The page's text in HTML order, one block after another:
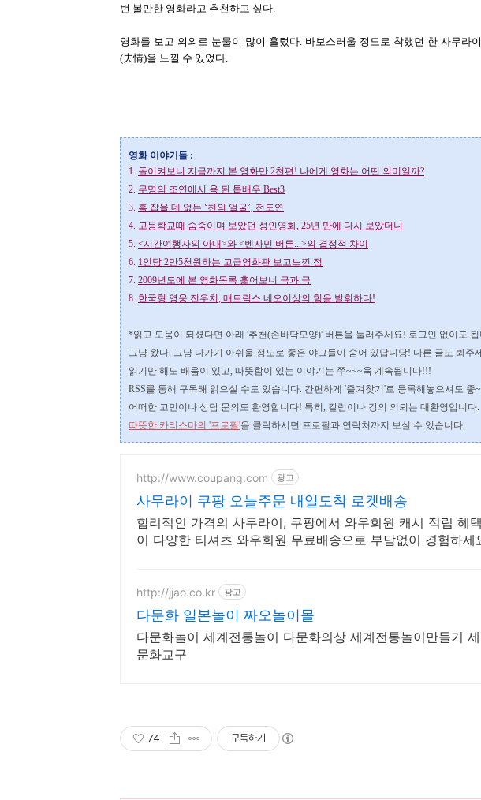
번 볼만한 영화라고 추천하고 싶다.
영화를 보고 의외로 눈물이 많이 흘렀다. 바보스러울 정도로 착했던 한 사무라
(夫情)을 느낄 수 있었다.
영화 이야기들 :
1. 돌이켜보니 지금까지 본 영화만 2천편! 나에게 영화는 어떤 의미일까?
2. 무명의 조연에서 용 된 톱배우 Best3
3. 흠 잡을 데 없는 ‘천의 얼굴’, 전도연
4. 고등학교때 숨죽이며 보았던 성인영화, 25년 만에 다시 보았더니
5. <시간여행자의 아내>와 <벤자민 버튼...>의 결정적 차이
6. 1인당 2만5천원하는 고급영화관 보고느낀 점
7. 2009년도에 본 영화목록 훑어보니 극과 극
8. 한국형 영웅 전우치, 매트릭스 네오이상의 힘을 발휘하다!
*읽고 도움이 되셨다면 아래 '추천(손바닥모양)' 버튼을 눌러주세요! 로그인 없이도
그냥 왔다, 그냥 나가기 아쉬울 정도로 좋은 야그들이 숨어 있답니당! 다른 글도 봐주
읽기만 해도 배움이 있고, 따뜻함이 있는 이야기는 쭈~~~욱 계속됩니다!!!
RSS를 통해 구독해 읽으실 수도 있습니다. 간편하게 '즐겨찾기'로 등록해놓으셔도 좋
어떠한 고민이나 상담 문의도 환영합니다! 특히, 칼럼이나 강의 의뢰는 대환영입니다.
따뜻한 카리스마의 '프로필'을 클릭하시면 프로필과 연락처까지 보실 수 있습니다.
http://www.coupang.com 광고
사무라이 쿠팡 오늘주문 내일도착 로켓배송
합리적인 가격의 사무라이, 쿠팡에서 와우회원 캐시 적립 혜
이 다양한 티셔츠 와우회원 무료배송으로 부담없이 경험하세
http://jjao.co.kr 광고
다문화 일본놀이 짜오놀이몰
다문화놀이 세계전통놀이 다문화의상 세계전통놀이만들기
문화교구
74 구독하기